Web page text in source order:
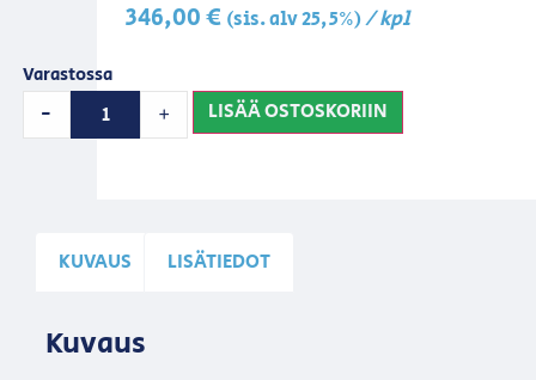
346,00€ (sis. alv 25,5%)/ kpl
Varastossa
- + LISÄÄ OSTOSKORIIN
KUVAUS LISÄTIEDOT
Kuvaus